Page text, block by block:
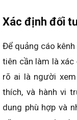
Xác định đối
Để quảng cáo kênh
tiên cần làm là xác
rõ ai là người
thích, và hành vi
dung phù hợp và